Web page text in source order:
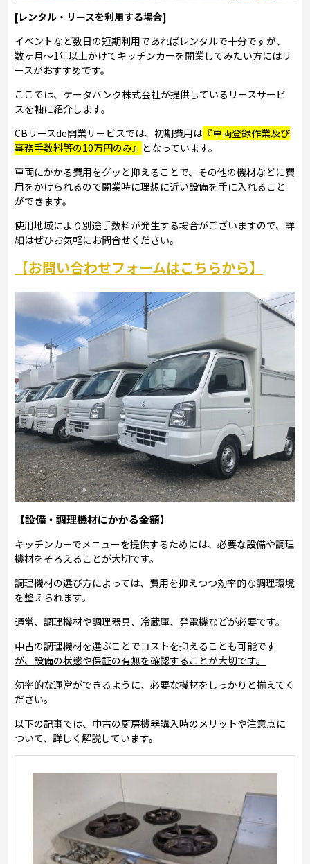
[レンタル・リースを利用する場合]
イベントなど数日の短期利用であればレンタルで十分ですが、
数ヶ月～1年以上かけてキッチンカーを開業してみたい方にはリ
ースがおすすめです。
ここでは、ケータバンク株式会社が提供しているリースサービ
スを軸に紹介します。
CBリースde開業サービスでは、初期費用は 『車両登録作業及び
事務手数料等の10万円のみ』 となっています。
車両にかかる費用をグッと抑えることで、その他の機材などに費
用をかけられるので開業時に理想に近い設備を手に入れること
ができます。
使用地域により別途手数料が発生する場合がございますので、詳
細はぜひお気軽にお問合せください。
【お問い合わせフォームはこちらから】
【設備・調理機材にかかる金額】
キッチンカーでメニューを提供するためには、必要な設備や調理
機材をそろえることが大切です。
調理機材の選び方によっては、費用を抑えつつ効率的な調理環境
を整えられます。
通常、調理機材や調理器具、冷蔵庫、発電機などが必要です。
中古の調理機材を選ぶことでコストを抑えることも可能です
が、設備の状態や保証の有無を確認することが大切です。
効率的な運営ができるように、必要な機材をしっかりと揃えてく
ださい。
以下の記事では、中古の厨房機器購入時のメリットや注意点に
ついて、詳しく解説しています。